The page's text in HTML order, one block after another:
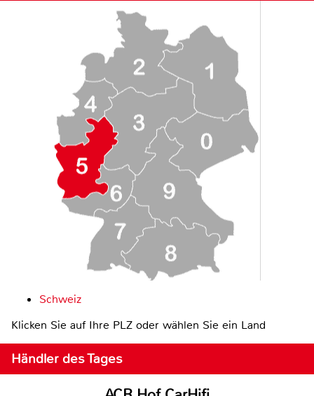
Schweiz
Klicken Sie auf Ihre PLZ oder wählen Sie ein Land
Händler des Tages